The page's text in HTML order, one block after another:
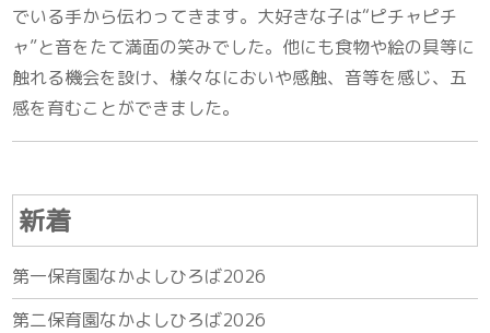
でいる手から伝わってきます。大好きな子は“ピチャピチ
ャ”と音をたて満面の笑みでした。他にも食物や絵の具等に
触れる機会を設け、様々なにおいや感触、音等を感じ、五
感を育むことができました。
新着
第一保育園なかよしひろば2026
第二保育園なかよしひろば2026